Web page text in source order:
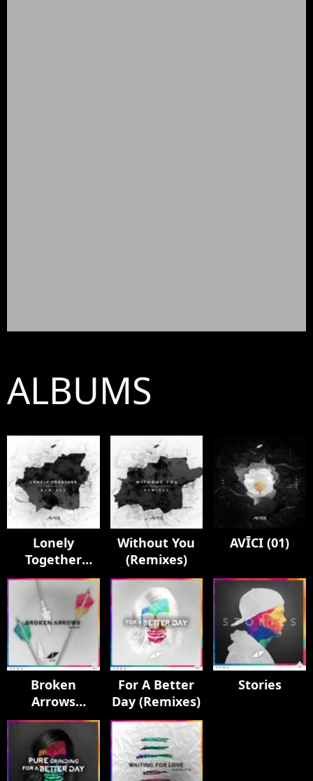
ALBUMS
Lonely
Together
(Remixes)
Without You
(Remixes)
AVĪCI (01)
Broken
Arrows
(Remixes)
For A Better
Day (Remixes)
Stories